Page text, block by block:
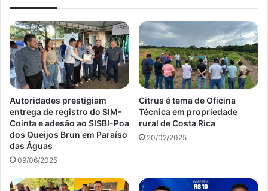
Autoridades prestigiam
entrega de registro do SIM-
Cointa e adesão ao SISBI-Poa
dos Queijos Brun em Paraíso
das Águas
09/06/2025
Citrus é tema de Oficina
Técnica em propriedade
rural de Costa Rica
20/02/2025